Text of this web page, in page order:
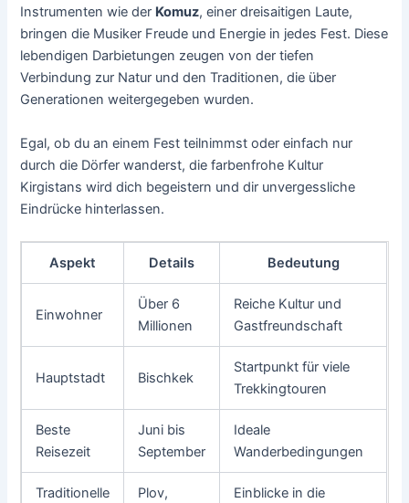
Instrumenten wie der Komuz, einer dreisaitigen Laute,
bringen die Musiker Freude und Energie in jedes Fest. Diese
lebendigen Darbietungen zeugen von der tiefen
Verbindung zur Natur und den Traditionen, die über
Generationen weitergegeben wurden.
Egal, ob du an einem Fest teilnimmst oder einfach nur
durch die Dörfer wanderst, die farbenfrohe Kultur
Kirgistans wird dich begeistern und dir unvergessliche
Eindrücke hinterlassen.
Aspekt Details Bedeutung
Einwohner
Über 6
Millionen
Reiche Kultur und
Gastfreundschaft
Hauptstadt Bischkek
Startpunkt für viele
Trekkingtouren
Beste
Reisezeit
Juni bis
September
Ideale
Wanderbedingungen
Traditionelle
Plov,
Einblicke in die